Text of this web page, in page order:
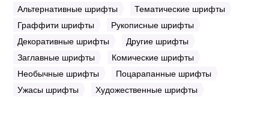
Альтернативные шрифты
Тематические шрифты
Граффити шрифты
Рукописные шрифты
Декоративные шрифты
Другие шрифты
Заглавные шрифты
Комические шрифты
Необычные шрифты
Поцарапанные шрифты
Ужасы шрифты
Художественные шрифты